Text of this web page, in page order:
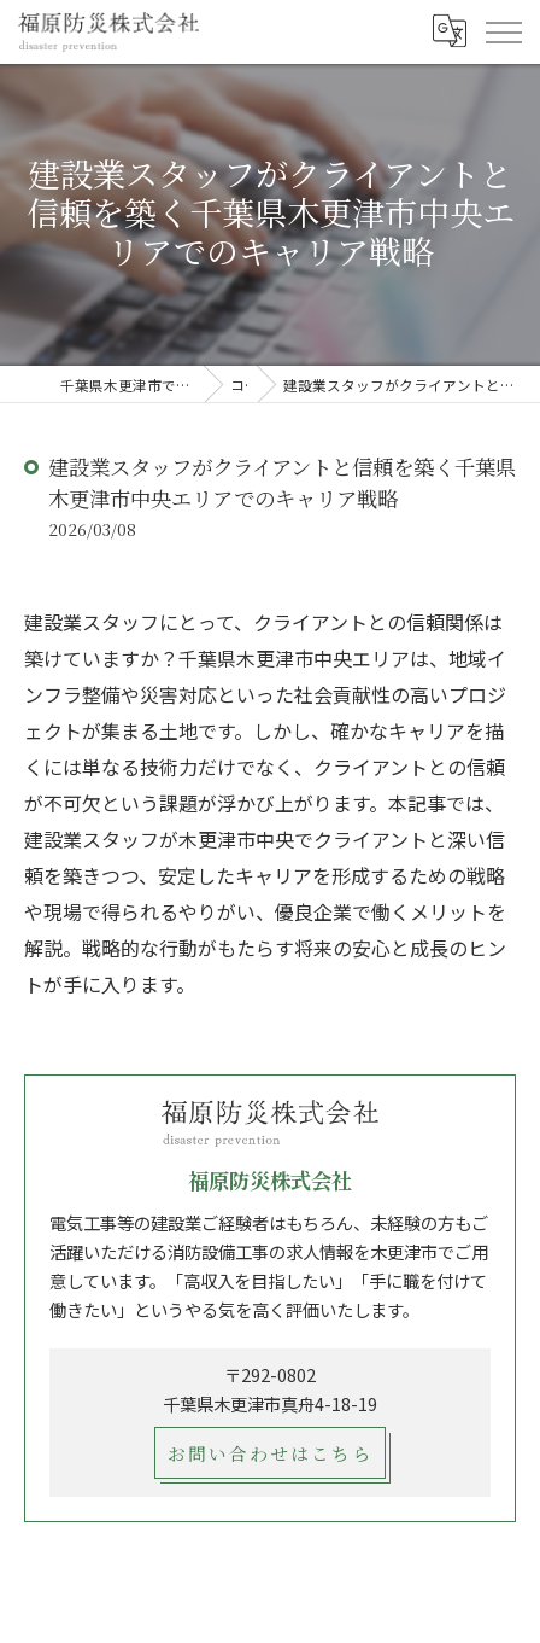
建設業スタッフがクライアントと
信頼を築く千葉県木更津市中央エ
リアでのキャリア戦略
千葉県木更津市で建設の求人なら福原防災株式会社 コラム 建設業スタッフがクライアントと信頼を築く千葉県木更津市中央エリアでのキャリア戦略
建設業スタッフがクライアントと信頼を築く千葉県
木更津市中央エリアでのキャリア戦略
2026/03/08
建設業スタッフにとって、クライアントとの信頼関係は
築けていますか？千葉県木更津市中央エリアは、地域イ
ンフラ整備や災害対応といった社会貢献性の高いプロジ
ェクトが集まる土地です。しかし、確かなキャリアを描
くには単なる技術力だけでなく、クライアントとの信頼
が不可欠という課題が浮かび上がります。本記事では、
建設業スタッフが木更津市中央でクライアントと深い信
頼を築きつつ、安定したキャリアを形成するための戦略
や現場で得られるやりがい、優良企業で働くメリットを
解説。戦略的な行動がもたらす将来の安心と成長のヒン
トが手に入ります。
福原防災株式会社
電気工事等の建設業ご経験者はもちろん、未経験の方もご
活躍いただける消防設備工事の求人情報を木更津市でご用
意しています。「高収入を目指したい」「手に職を付けて
働きたい」というやる気を高く評価いたします。
〒292-0802
千葉県木更津市真舟4-18-19
お問い合わせはこちら